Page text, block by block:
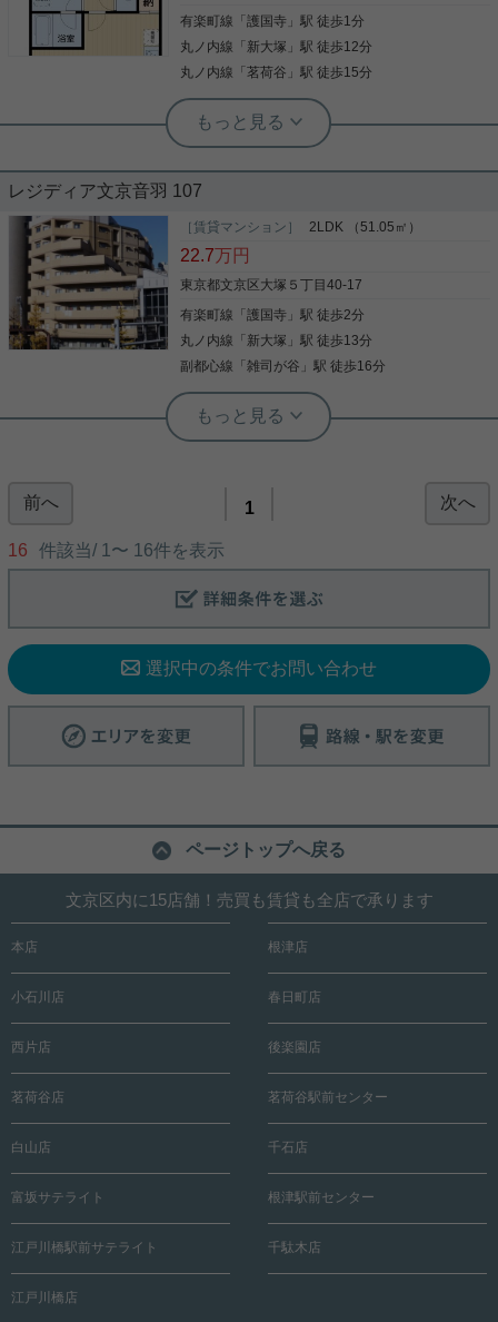
せ！ ★お電話でのご相談もお気軽にどうぞ★ 実用春
日ホーム株式会社 茗荷谷店 TEL：03-6902-5021
写真(9)
詳細を見る
有楽町線 「護国寺 」駅 徒歩1分
丸ノ内線 「 新大塚 」駅 徒歩12分
丸ノ内線 「茗荷谷 」駅 徒歩15分
実用春日ホーム 茗荷谷駅前センター 齊藤敏孝
駐輪場 エレベーター 納戸 収納豊富 ク
ロゼット3ヶ所
この度は、当物件をご覧いただきありがとうござい
ます！ こちらの物件は、有楽町線護国寺駅まで徒歩
1分のアクセスの良さ！！ 通勤通学にも便利◎ 室内
ります。 収納はシューズボックス・クローゼット・
全居室収納、納戸などが備え付けられているので、
衣類や日用品の収納に重宝します。 荷物が多い方で
も安心して新生活を始めることが可能です♪ また、
人気の二面採光、最上階、角部屋のおへやになりま
す☆ 文京区エリアと有楽町線護国寺付近での賃貸マ
ンション、賃貸アパートをお探しの方はぜひコチラ
実用春日ホーム 茗荷谷店 堀田枝里
の2LDK！ 各洋室も独立しており、生活のしやすい
間取りです！ 最上階、角部屋で3面に窓あり！ 高層
階のため、眺望も抜けており、開放感があります☆
3口ガスコンロやグリル、浴室乾燥機に追焚機能
等、 室内設備も充実しております！ 駐車場も空きが
ございます☆ お気軽にお問い合わせくださいませ！
★お電話でのご相談もお気軽にどうぞ★ 実用春日ホ
写真(9)
詳細を見る
レジディア文京音羽 107
［賃貸マンション］ 2LDK （51.05㎡）
22.7万円
東京都文京区大塚５丁目40-17
有楽町線 「護国寺 」駅 徒歩2分
丸ノ内線 「 新大塚 」駅 徒歩13分
副都心線 「雑司が谷 」駅 徒歩16分
実用春日ホーム 本店 砂子-
キッズルームあり！東急スポーツオア
こだわりポイント満載のレジディア文京音羽。ファ
3分のところにあります。室内設備はエアコン・フ
ローリングなど大変充実。飽きにくく設計され、住
備の充実している、楽しく生活できるマンションで
です。有楽町線護国寺周辺のお部屋探しなら、当社
前へ 1 次へ
16 件該当/ 1 〜 16件を表示
選択中の条件でお問い合わせ
ページトップへ戻る
文京区内に15店舗！売買も賃貸も全店で承ります
本店 根津店
小石川店 春日町店
西片店 後楽園店
茗荷谷店 茗荷谷駅前センター
白山店 千石店
富坂サテライト 根津駅前センター
江戸川橋駅前サテライト 千駄木店
江戸川橋店